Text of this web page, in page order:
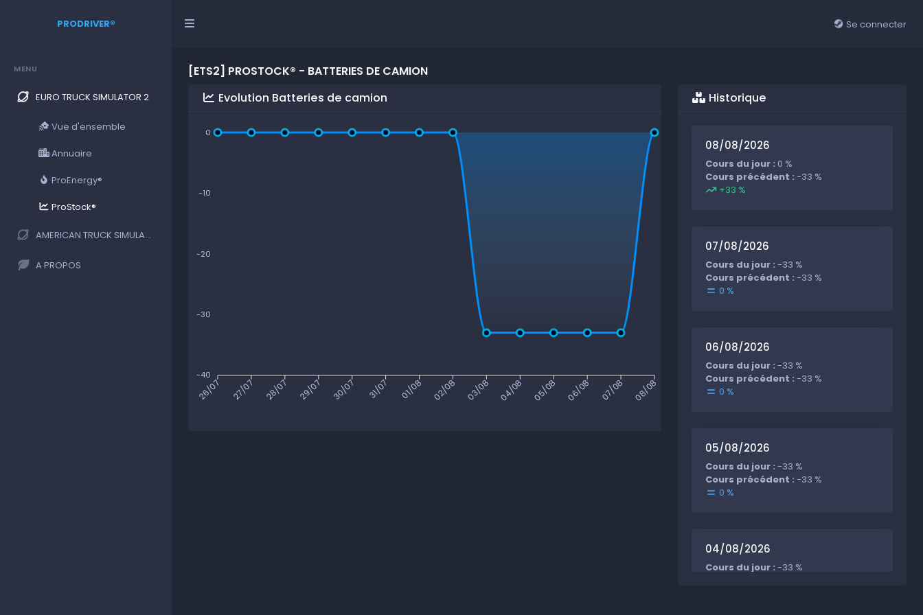
PRODRIVER® Se connecter
MENU
EURO TRUCK SIMULATOR 2
Vue d'ensemble
Annuaire
ProEnergy®
ProStock®
AMERICAN TRUCK SIMULATOR
A PROPOS
[ETS2] PROSTOCK® - BATTERIES DE CAMION
Evolution Batteries de camion
0
-10
-20
-30
-40
26/07 27/07 28/07 29/07 30/07 31/07 01/08 02/08 03/08 04/08 05/08 06/08 07/08 08/08
Historique
08/08/2026
Cours du jour : 0 %
Cours précédent :-33 %
+33 %
07/08/2026
Cours du jour :-33 %
Cours précédent :-33 %
0 %
06/08/2026
Cours du jour :-33 %
Cours précédent :-33 %
0 %
05/08/2026
Cours du jour :-33 %
Cours précédent :-33 %
0 %
04/08/2026
Cours du jour :-33 %